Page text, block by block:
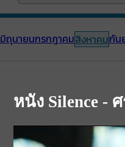
มิถุนายนกรกฎาคมสิงหาคมกัน
หนัง Silence -